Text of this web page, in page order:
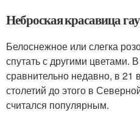
Неброская красавица
Белоснежное или слегка
спутать с другими цветами.
сравнительно недавно, в 21
столетий до этого в
считался популярным.